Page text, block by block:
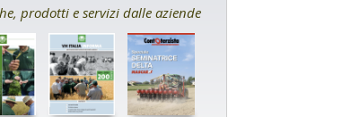
prodotti e servizi dalle aziende